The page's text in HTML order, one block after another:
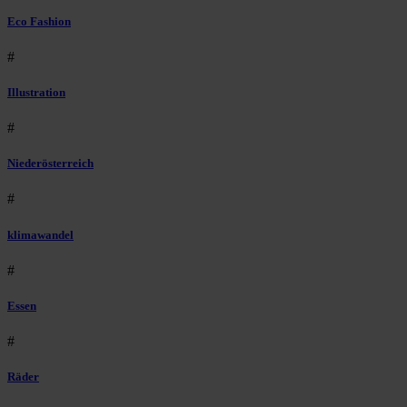
Eco Fashion
#
Illustration
#
Niederösterreich
#
klimawandel
#
Essen
#
Räder